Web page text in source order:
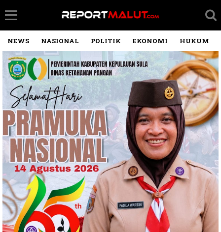
NEWS NASIONAL POLITIK EKONOMI HUKUM